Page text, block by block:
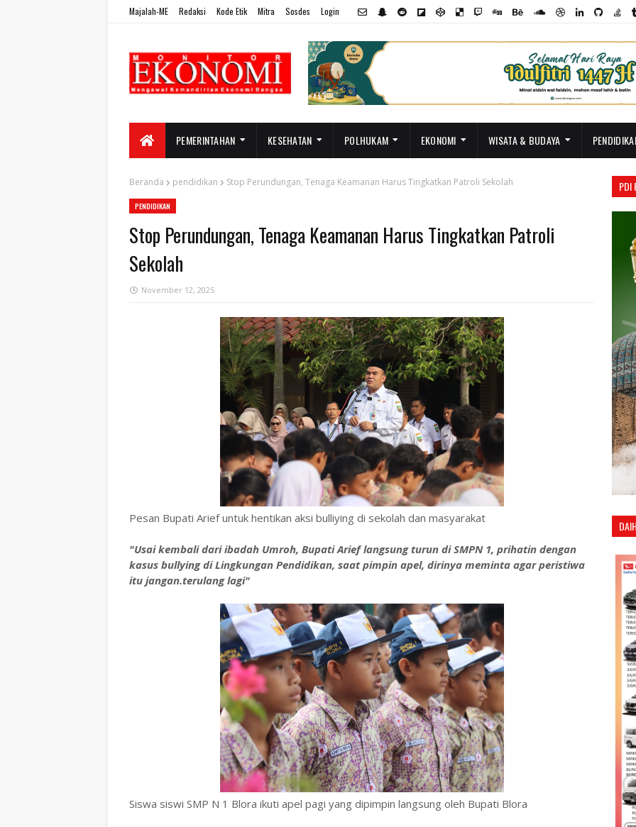
Majalah-ME Redaksi Kode Etik Mitra Sosdes Login
PEMERINTAHAN KESEHATAN POLHUKAM EKONOMI WISATA & BUDAYA
Beranda pendidikan Stop Perundungan, Tenaga Keamanan Harus Tingkatkan Patroli Sekolah
PENDIDIKAN
Stop Perundungan, Tenaga Keamanan Harus Tingkatkan Patroli
Sekolah
November 12, 2025
Pesan Bupati Arief untuk hentikan aksi bulliying di sekolah dan masyarakat
"Usai kembali dari ibadah Umroh, Bupati Arief langsung turun di SMPN 1, prihatin dengan
kasus bullying di Lingkungan Pendidikan, saat pimpin apel, dirinya meminta agar peristiwa
itu jangan.terulang lagi"
Siswa siswi SMP N 1 Blora ikuti apel pagi yang dipimpin langsung oleh Bupati Blora
PDI